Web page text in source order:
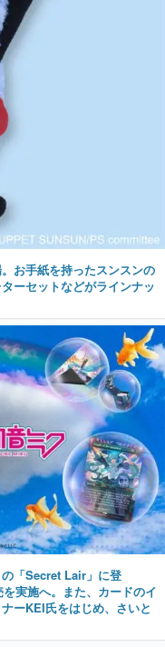
お手紙を持ったスンスンの
ーセットなどがラインナッ
「Secret Lair」に登
実施へ。また、カードのイ
ーKEI氏をはじめ、さいと